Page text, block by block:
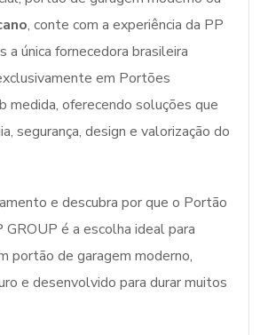
, conte com a experiência da PP
a única fornecedora brasileira
em Portões
medida, oferecendo soluções que
segurança, design e valorização do
e descubra por que o Portão
GROUP é a escolha ideal para
portão de garagem moderno,
e desenvolvido para durar muitos